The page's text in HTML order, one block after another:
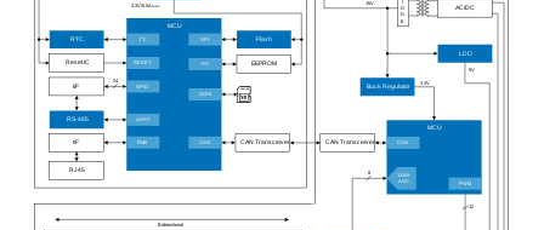
Bidirectional
RTC Flash
EEPROM
I/F
RS-485
24
I/F
RJ45
I
O
D
E
15V
3.3V/0.5Amax
CAN Transceiver
8
12
5V
CAN Transceiver
3.3V
AC/DC
Buck Regulator
LDO
MCU
CAN
12-Bit
ADC
PWM
MCU
I2C SPI
RESET 2C
GPIO
UART
RMII
SDHI
CAN
Reset IC